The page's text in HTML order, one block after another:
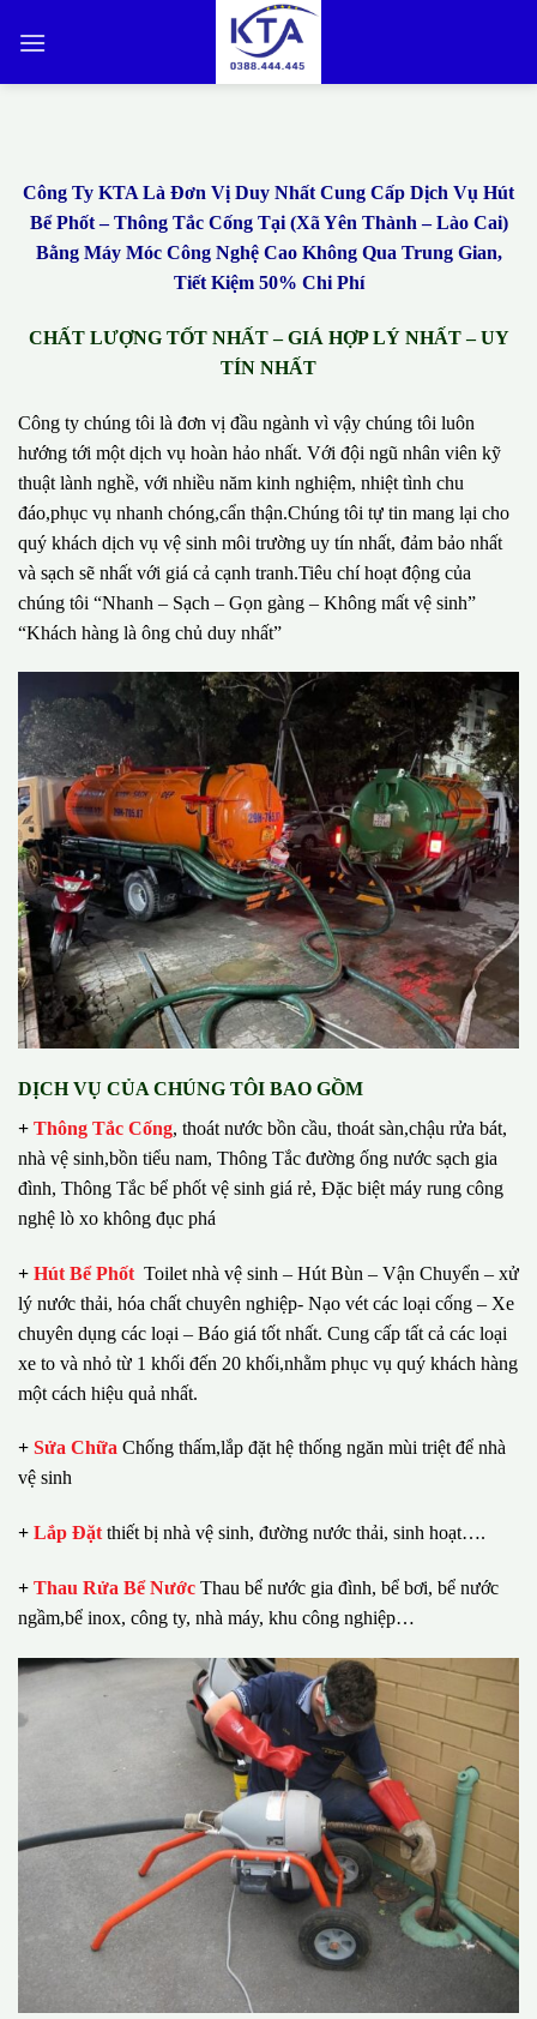
qua
Công Ty KTA Là Đơn Vị Duy Nhất Cung Cấp Dịch Vụ Hút
Bể Phốt – Thông Tắc Cống Tại (Xã Yên Thành – Lào Cai)
Bằng Máy Móc Công Nghệ Cao Không Qua Trung Gian,
Tiết Kiệm 50% Chi Phí
CHẤT LƯỢNG TỐT NHẤT – GIÁ HỢP LÝ NHẤT – UY
TÍN NHẤT
Công ty chúng tôi là đơn vị đầu ngành vì vậy chúng tôi luôn
hướng tới một dịch vụ hoàn hảo nhất. Với đội ngũ nhân viên kỹ
thuật lành nghề, với nhiều năm kinh nghiệm, nhiệt tình chu
đáo,phục vụ nhanh chóng,cẩn thận.Chúng tôi tự tin mang lại cho
quý khách dịch vụ vệ sinh môi trường uy tín nhất, đảm bảo nhất
và sạch sẽ nhất với giá cả cạnh tranh.Tiêu chí hoạt động của
chúng tôi “Nhanh – Sạch – Gọn gàng – Không mất vệ sinh”
“Khách hàng là ông chủ duy nhất”
DỊCH VỤ CỦA CHÚNG TÔI BAO GỒM
+ Thông Tắc Cống, thoát nước bồn cầu, thoát sàn,chậu rửa bát,
nhà vệ sinh,bồn tiểu nam, Thông Tắc đường ống nước sạch gia
đình, Thông Tắc bể phốt vệ sinh giá rẻ, Đặc biệt máy rung công
nghệ lò xo không đục phá
+ Hút Bể Phốt Toilet nhà vệ sinh – Hút Bùn – Vận Chuyển – xử
lý nước thải, hóa chất chuyên nghiệp- Nạo vét các loại cống – Xe
chuyên dụng các loại – Báo giá tốt nhất. Cung cấp tất cả các loại
xe to và nhỏ từ 1 khối đến 20 khối,nhằm phục vụ quý khách hàng
một cách hiệu quả nhất.
+ Sửa Chữa Chống thấm,lắp đặt hệ thống ngăn mùi triệt để nhà
vệ sinh
+ Lắp Đặt thiết bị nhà vệ sinh, đường nước thải, sinh hoạt….
+ Thau Rửa Bể Nước Thau bể nước gia đình, bể bơi, bể nước
ngầm,bể inox, công ty, nhà máy, khu công nghiệp…